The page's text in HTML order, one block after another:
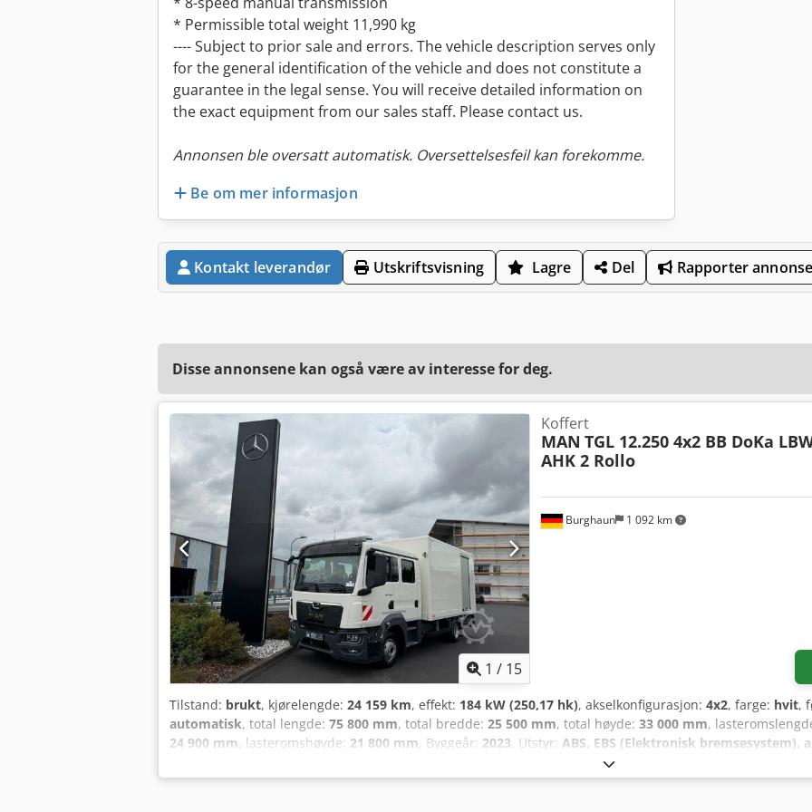
* Permissible total weight 11,990 kg
---- Subject to prior sale and errors. The vehicle description serves only
for the general identification of the vehicle and does not constitute a
guarantee in the legal sense. You will receive detailed information on
the exact equipment from our sales staff. Please contact us.
Annonsen ble oversatt automatisk. Oversettelsesfeil kan forekomme.
Be om mer informasjon
Kontakt leverandør Utskriftsvisning Lagre Del Rapporter
Disse annonsene kan også være av interesse for deg.
1 / 15
Burghaun 1 092 km
Koffert
MAN TGL 12.250 4x2 BB DoKa
AHK 2 Rollo
Tilstand: brukt, kjørelengde: 24 159 km, effekt: 184 kW (250,17 hk), akselkonfigurasjon: 4x2, farge: hvit,
automatisk, total lengde: 75 800 mm, total bredde: 25 500 mm, total høyde: 33 000 mm,
24 900 mm, lasteromshøyde: 21 800 mm, Byggeår: 2023, Utstyr: ABS, EBS (Elektronisk bremsesystem),